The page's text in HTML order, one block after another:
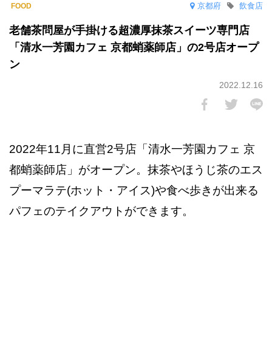
京都府 飲食店
老舗茶問屋が手掛ける超濃厚抹茶スイーツ専門店
「清水一芳園カフェ 京都蛸薬師店」の2号店オープ
ン
2022.12.16
2022年11月に直営2号店「清水一芳園カフェ 京
都蛸薬師店」がオープン。抹茶やほうじ茶のエス
プーマラテ(ホット・アイス)や食べ歩きが出来る
パフェのテイクアウトができます。